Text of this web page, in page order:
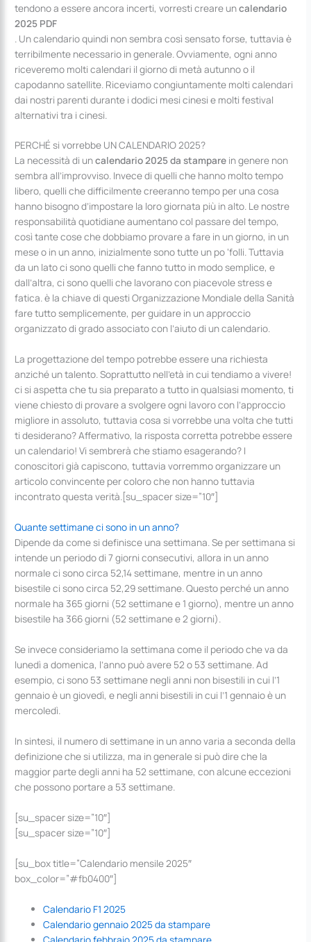
tendono a essere ancora incerti, vorresti creare uncalendario
2025 PDF
. Un calendario quindi non sembra così sensato forse, tuttavia è
terribilmente necessario in generale. Ovviamente, ogni anno
riceveremo molti calendari il giorno di metà autunno o il
capodanno satellite. Riceviamo congiuntamente molti calendari
dai nostri parenti durante i dodici mesi cinesi e molti festival
alternativi tra i cinesi.
PERCHÉ si vorrebbe UN CALENDARIO 2025?
La necessità di uncalendario 2025 da stampare in genere non
sembra all’improvviso. Invece di quelli che hanno molto tempo
libero, quelli che difficilmente creeranno tempo per una cosa
hanno bisogno d’impostare la loro giornata più in alto. Le nostre
responsabilità quotidiane aumentano col passare del tempo,
così tante cose che dobbiamo provare a fare in un giorno, in un
mese o in un anno, inizialmente sono tutte un po ‘folli. Tuttavia
da un lato ci sono quelli che fanno tutto in modo semplice, e
dall’altra, ci sono quelli che lavorano con piacevole stress e
fatica. è la chiave di questi Organizzazione Mondiale della Sanità
fare tutto semplicemente, per guidare in un approccio
organizzato di grado associato con l’aiuto di un calendario.
La progettazione del tempo potrebbe essere una richiesta
anziché un talento. Soprattutto nell’età in cui tendiamo a vivere!
ci si aspetta che tu sia preparato a tutto in qualsiasi momento, ti
viene chiesto di provare a svolgere ogni lavoro con l’approccio
migliore in assoluto, tuttavia cosa si vorrebbe una volta che tutti
ti desiderano? Affermativo, la risposta corretta potrebbe essere
un calendario! Vi sembrerà che stiamo esagerando? I
conoscitori già capiscono, tuttavia vorremmo organizzare un
articolo convincente per coloro che non hanno tuttavia
incontrato questa verità.[su_spacer size=”10″]
Quante settimane ci sono in un anno?
Dipende da come si definisce una settimana. Se per settimana si
intende un periodo di 7 giorni consecutivi, allora in un anno
normale ci sono circa 52,14 settimane, mentre in un anno
bisestile ci sono circa 52,29 settimane. Questo perché un anno
normale ha 365 giorni (52 settimane e 1 giorno), mentre un anno
bisestile ha 366 giorni (52 settimane e 2 giorni).
Se invece consideriamo la settimana come il periodo che va da
lunedì a domenica, l’anno può avere 52 o 53 settimane. Ad
esempio, ci sono 53 settimane negli anni non bisestili in cui l’1
gennaio è un giovedì, e negli anni bisestili in cui l’1 gennaio è un
mercoledì.
In sintesi, il numero di settimane in un anno varia a seconda della
definizione che si utilizza, ma in generale si può dire che la
maggior parte degli anni ha 52 settimane, con alcune eccezioni
che possono portare a 53 settimane.
[su_spacer size=”10″]
[su_spacer size=”10″]
[su_box title=”Calendario mensile 2025″
box_color=”#fb0400″]
Calendario F1 2025
Calendario gennaio 2025 da stampare
Calendario febbraio 2025 da stampare